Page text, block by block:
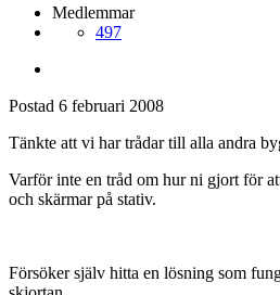
Medlemmar
497
Postad 6 februari 2008
Tänkte att vi har trådar till alla andra
Varför inte en tråd om hur ni gjort för
och skärmar på stativ.
Försöker själv hitta en lösning som